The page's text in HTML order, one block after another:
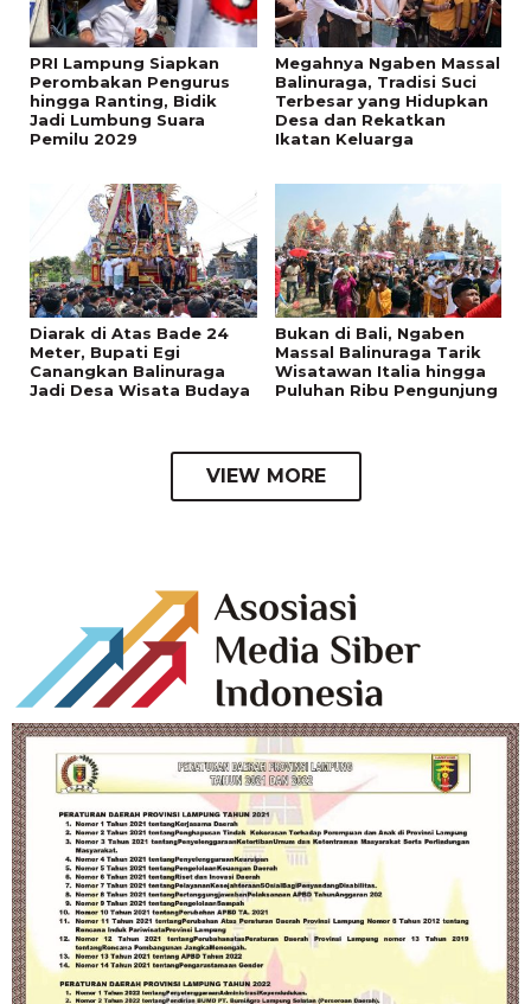
PRI Lampung Siapkan
Perombakan Pengurus
hingga Ranting, Bidik
Jadi Lumbung Suara
Pemilu 2029
Megahnya Ngaben Massal
Balinuraga, Tradisi Suci
Terbesar yang Hidupkan
Desa dan Rekatkan
Ikatan Keluarga
Diarak di Atas Bade 24
Meter, Bupati Egi
Canangkan Balinuraga
Jadi Desa Wisata Budaya
Bukan di Bali, Ngaben
Massal Balinuraga Tarik
Wisatawan Italia hingga
Puluhan Ribu Pengunjung
VIEW MORE